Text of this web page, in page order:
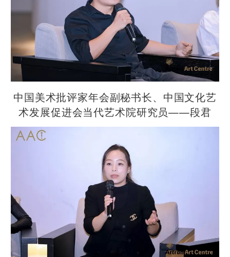
中国美术批评家年会副秘书长、中国文化艺
术发展促进会当代艺术院研究员——段君